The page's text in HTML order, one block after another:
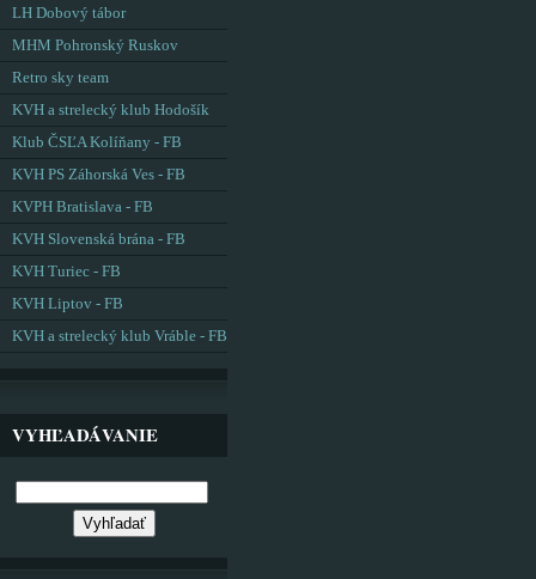
LH Dobový tábor
MHM Pohronský Ruskov
Retro sky team
KVH a strelecký klub Hodošík
Klub ČSĽA Kolíňany - FB
KVH PS Záhorská Ves - FB
KVPH Bratislava - FB
KVH Slovenská brána - FB
KVH Turiec - FB
KVH Liptov - FB
KVH a strelecký klub Vráble - FB
VYHĽADÁVANIE